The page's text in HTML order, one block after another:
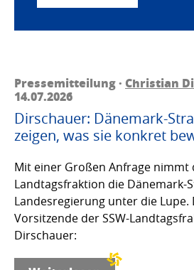
Pressemitteilung · Christian
14.07.2026
Dirschauer: Dänemark-
zeigen, was sie konkret
Mit einer Großen Anfrage nimmt
Landtagsfraktion die Dänemark-
Landesregierung unter die
Vorsitzende der SSW-
Dirschauer: